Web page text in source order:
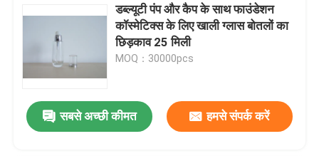
डब्ल्यूटी पंप और कैप के साथ फाउंडेशन
कॉस्मेटिक्स के लिए खाली ग्लास बोतलों का
छिड़काव 25 मिली
MOQ：30000pcs
सबसे अच्छी कीमत हमसे संपर्क करें